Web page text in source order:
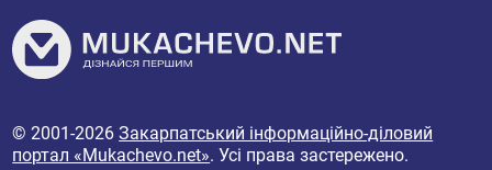
© 2001-2026Закарпатський інформаційно-діловий
портал «Mukachevo.net». Усі права застережено.